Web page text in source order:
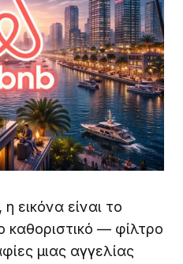
εικόνα είναι το
— φίλτρο
μιας αγγελίας